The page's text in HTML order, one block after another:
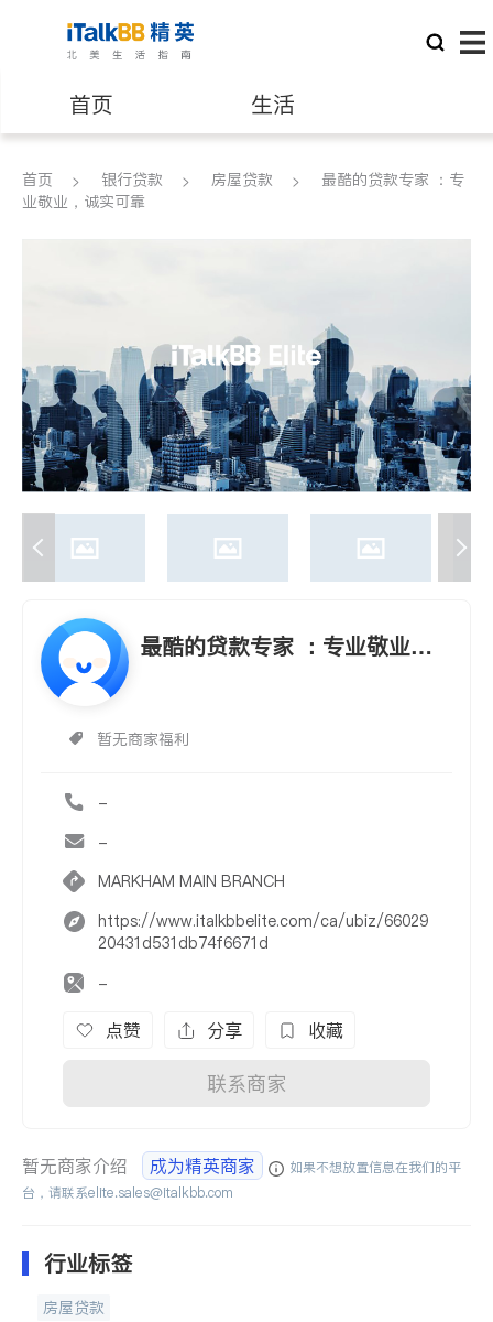
首页 生活
医生 律师
建筑装修
首页 银行贷款 房屋贷款
最酷的贷款专家 ：专
业敬业，诚实可靠
最酷的贷款专家 ：专业敬业，
暂无商家福利
-
-
MARKHAM MAIN BRANCH
https://www.italkbbelite.com/ca/ubiz/66029
20431d531db74f6671d
-
点赞 分享 收藏
联系商家
暂无商家介绍 成为精英商家
如果不想放置信息在我们的平
台，请联系elite.sales@italkbb.com
行业标签
房屋贷款